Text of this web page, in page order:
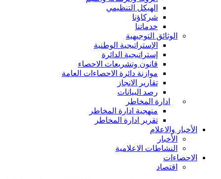
الهيكل التنظيمي
شركاؤنا
خدماتنا
الوثائق التوجيهية
الإستراتيجية الوطنية
إستراتيجية الدائرة
قانون وتشريعات الاحصاء
موازنة دائرة الاحصاءات العامة
تقارير الانجاز
رصد البيانات
ادارة المخاطر
منهجية ادارة المخاطر
تقرير ادارة المخاطر
الأخبار والاعلام
الأخبار
النشاطات الاعلامية
الاحصاءات
اقتصاد